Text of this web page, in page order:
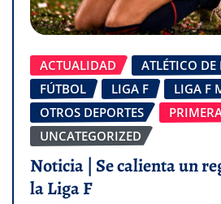
ACTUALIDAD
ATLÉTICO
FÚTBOL
LIGA F
LIGA F
OTROS DEPORTES
UNCATEGORIZED
Noticia | Se calienta un
la Liga F